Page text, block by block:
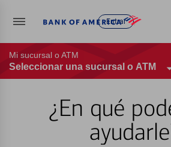
Entrar
Mi sucursal o ATM
Seleccionar una sucursal o ATM
¿En qué